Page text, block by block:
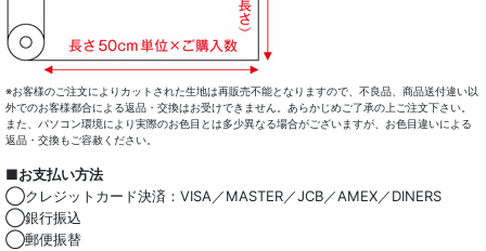
コート・ボトム・バッグ
マスク
小物類
綿100％
麻混
※お客様のご注文によりカットされた生地は再販売不能となりますので、不良品、商品送付違い以
外でのお客様都合による返品・交換はお受けできません。あらかじめご了承の上ご注文下さい。
また、パソコン環境により実際のお色目とは多少異なる場合がございますが、お色目違いによる
返品・交換もご容赦ください。
■お支払い方法
◯クレジットカード決済：VISA／MASTER／JCB／AMEX／DINERS
◯銀行振込
◯郵便振替